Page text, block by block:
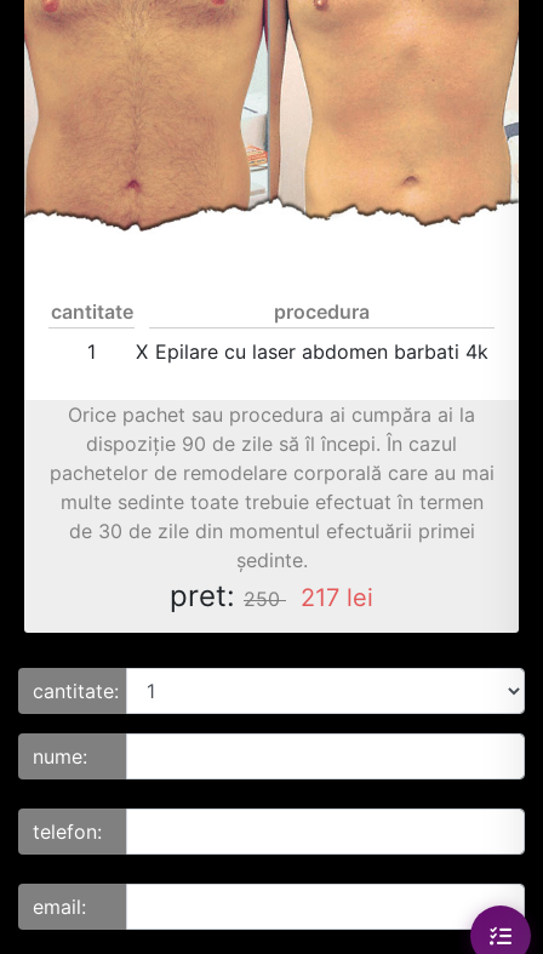
cantitate
procedura
1
X Epilare cu laser abdomen barbati 4k
Orice pachet sau procedura ai cumpăra ai la
dispoziție 90 de zile să îl începi. În cazul
pachetelor de remodelare corporală care au mai
multe sedinte toate trebuie efectuat în termen
de 30 de zile din momentul efectuării primei
ședinte.
pret: 250 217 lei
cantitate:
nume:
telefon:
email: